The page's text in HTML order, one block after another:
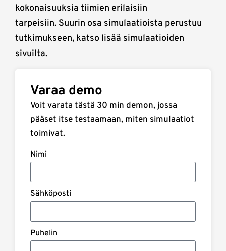
kokonaisuuksia tiimien erilaisiin
tarpeisiin. Suurin osa simulaatioista perustuu
tutkimukseen, katso lisää simulaatioiden
sivuilta.
Varaa demo
Voit varata tästä 30 min demon, jossa
pääset itse testaamaan, miten simulaatiot
toimivat.
Nimi
Sähköposti
Puhelin